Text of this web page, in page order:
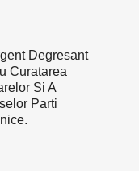
Degresant
Curatarea
Si A
Parti